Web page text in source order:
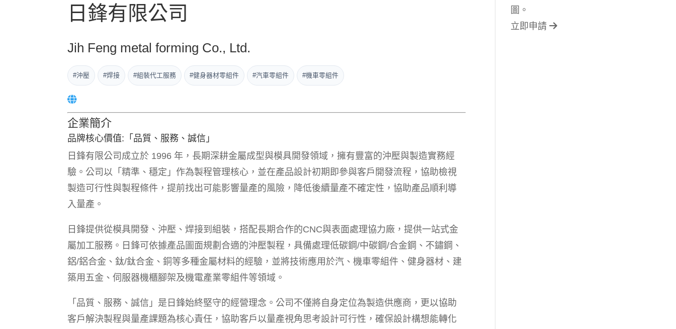
日鋒有限公司
Jih Feng metal forming Co., Ltd.
#沖壓 #焊接 #組裝代工服務 #健身器材零組件 #汽車零組件 #機車零組件
企業簡介
品牌核心價值:「品質、服務、誠信」
日鋒有限公司成立於 1996 年，長期深耕金屬成型與模具開發領域，擁有豐富的沖壓與製造實務經
驗。公司以「精準、穩定」作為製程管理核心，並在產品設計初期即參與客戶開發流程，協助檢視
製造可行性與製程條件，提前找出可能影響量產的風險，降低後續量產不確定性，協助產品順利導
入量產。
日鋒提供從模具開發、沖壓、焊接到組裝，搭配長期合作的CNC與表面處理協力廠，提供一站式金
屬加工服務。日鋒可依據產品圖面規劃合適的沖壓製程，具備處理低碳鋼/中碳鋼/合金鋼、不鏽鋼、
鋁/鋁合金、鈦/鈦合金、銅等多種金屬材料的經驗，並將技術應用於汽、機車零組件、健身器材、建
築用五金、伺服器機櫃腳架及機電產業零組件等領域。
「品質、服務、誠信」是日鋒始終堅守的經營理念。公司不僅將自身定位為製造供應商，更以協助
客戶解決製程與量產課題為核心責任，協助客戶以量產視角思考設計可行性，確保設計構想能轉化
圖。
立即申請